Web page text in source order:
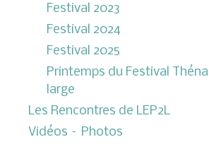
Festival 2023
Festival 2024
Festival 2025
Printemps du Festival
large
Les Rencontres de LEP2L
Vidéos – Photos